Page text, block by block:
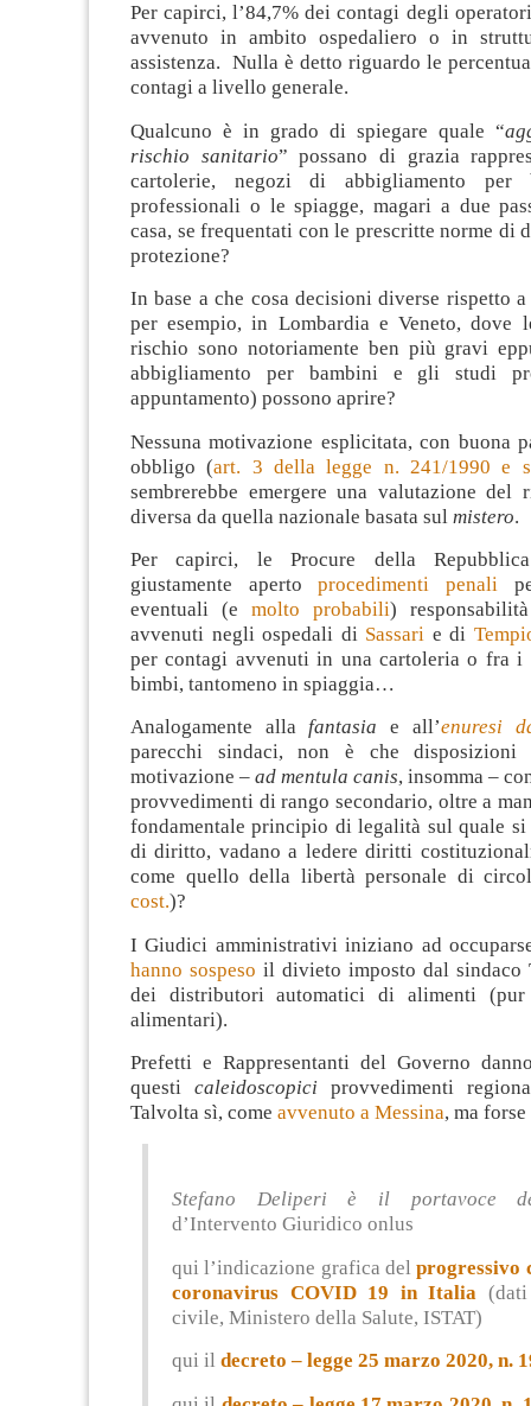
Per capirci, l’84,7% dei contagi degli
avvenuto in ambito ospedaliero o in
assistenza. Nulla è detto riguardo le
contagi a livello generale.
Qualcuno è in grado di spiegare quale “
rischio sanitario” possano di grazia
cartolerie, negozi di abbigliamento per
professionali o le spiagge, magari a due
casa, se frequentati con le prescritte norme di
protezione?
In base a che cosa decisioni diverse rispetto
per esempio, in Lombardia e Veneto, dove
rischio sono notoriamente ben più gravi
abbigliamento per bambini e gli studi
appuntamento) possono aprire?
Nessuna motivazione esplicitata, con buona
obbligo (art. 3 della legge n. 241/1990 e
sembrerebbe emergere una valutazione del
diversa da quella nazionale basata sul mistero.
Per capirci, le Procure della
giustamente apertoprocedimenti penali
eventuali (e molto probabili)
avvenuti negli ospedali di Sassari e di
per contagi avvenuti in una cartoleria o fra i
bimbi, tantomeno in spiaggia…
Analogamente alla fantasiae all’enuresi
parecchi sindaci, non è che
motivazione – ad mentula canis, insomma –
provvedimenti di rango secondario, oltre a
fondamentale principio di legalità sul quale si
di diritto, vadano a ledere diritti
come quello della libertà personale di
cost.)?
I Giudici amministrativi iniziano ad
hanno sospeso il divieto imposto dal sindaco
dei distributori automatici di alimenti (pur
alimentari).
Prefetti e Rappresentanti del Governo
questi caleidoscopici provvedimenti
Talvolta sì, come avvenuto a Messina, ma
Stefano Deliperi è il portavoce
d’Intervento Giuridico onlus
qui l’indicazione grafica delprogressivo
coronavirus COVID 19 in Italia
civile, Ministero della Salute, ISTAT)
qui il decreto – legge 25 marzo 2020, n.